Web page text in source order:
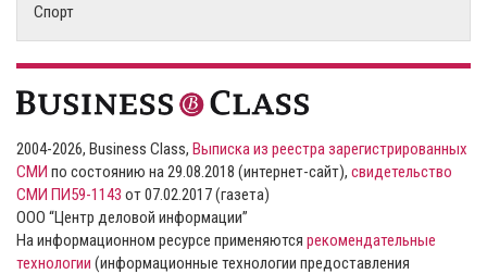
Спорт
2004-2026, Business Class, Выписка из реестра зарегистрированных
СМИ по состоянию на 29.08.2018 (интернет-сайт), свидетельство
СМИ ПИ59-1143 от 07.02.2017 (газета)
ООО “Центр деловой информации”
На информационном ресурсе применяются рекомендательные
технологии (информационные технологии предоставления